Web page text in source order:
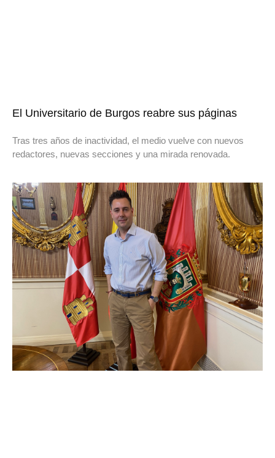
El Universitario de Burgos reabre sus páginas
Tras tres años de inactividad, el medio vuelve con nuevos
redactores, nuevas secciones y una mirada renovada.